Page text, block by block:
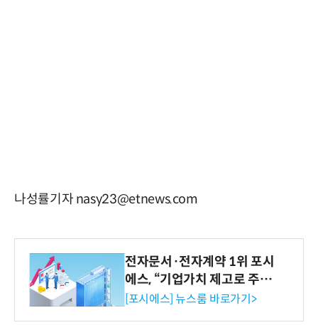
나성률기자 nasy23@etnews.com
전자문서·전자계약 1위 포시
에스, “기업가치 제고로 주주
환원 강화” 계획 공시
[포시에스] 뉴스룸 바로가기>